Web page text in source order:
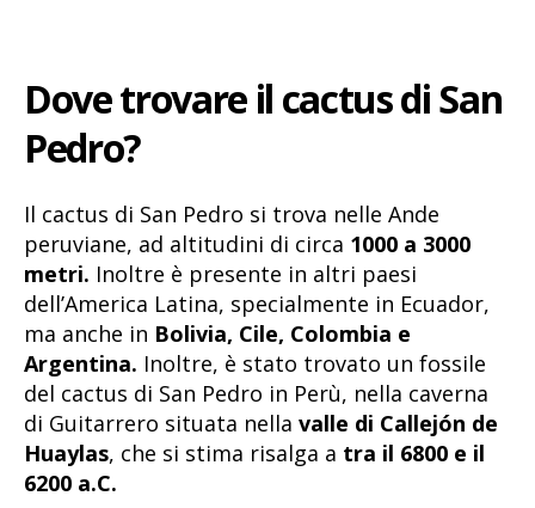
Dove trovare il cactus di San
Pedro?
Il cactus di San Pedro si trova nelle Ande
peruviane, ad altitudini di circa 1000 a 3000
metri. Inoltre è presente in altri paesi
dell’America Latina, specialmente in Ecuador,
ma anche in Bolivia, Cile, Colombia e
Argentina. Inoltre, è stato trovato un fossile
del cactus di San Pedro in Perù, nella caverna
di Guitarrero situata nella valle di Callejón de
Huaylas, che si stima risalga a tra il 6800 e il
6200 a.C.